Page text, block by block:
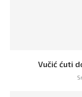
Vučić ćuti